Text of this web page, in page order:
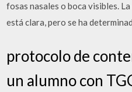
fosas nasales o boca visibles.
está clara, pero se ha
protocolo de
un alumno con